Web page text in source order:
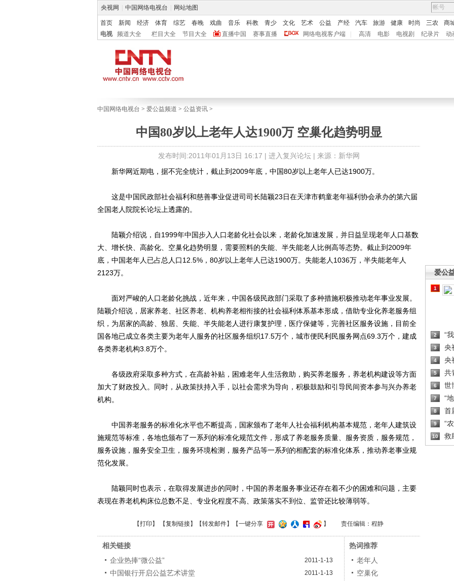
央视网 中国网络电视台 网站地图
首页 新闻 经济 体育 综艺 春晚 戏曲 音乐 科教 青少 文化 艺术 公益 产经 汽车 旅游 健康 时尚 三农 商
电视
频道大全 栏目大全 节目大全 直播中国 赛事直播 网络电视客户端 高清 电影 电视剧 纪录片 动
中国网络电视台 > 爱公益频道 > 公益资讯 >
中国80岁以上老年人达1900万 空巢化趋势明显
发布时间:2011年01月13日 16:17 | 进入复兴论坛| 来源：新华网
爱公
1
2 “
3 央
4 央
5 共
6 世
7 “
8 首
9 “
10 救
新华网近期电，据不完全统计，截止到2009年底，中国80岁以上老年人已达1900万。
这是中国民政部社会福利和慈善事业促进司司长陆颖23日在天津市鹤童老年福利协会承办的第六届
全国老人院院长论坛上透露的。
陆颖介绍说，自1999年中国步入人口老龄化社会以来，老龄化加速发展，并日益呈现老年人口基数
大、增长快、高龄化、空巢化趋势明显，需要照料的失能、半失能老人比例高等态势。截止到2009年
底，中国老年人已占总人口12.5%，80岁以上老年人已达1900万。失能老人1036万，半失能老年人
2123万。
面对严峻的人口老龄化挑战，近年来，中国各级民政部门采取了多种措施积极推动老年事业发展。
陆颖介绍说，居家养老、社区养老、机构养老相衔接的社会福利体系基本形成，借助专业化养老服务组
织，为居家的高龄、独居、失能、半失能老人进行康复护理，医疗保健等，完善社区服务设施，目前全
国各地已成立各类主要为老年人服务的社区服务组织17.5万个，城市便民利民服务网点69.3万个，建成
各类养老机构3.8万个。
各级政府采取多种方式，在高龄补贴，困难老年人生活救助，购买养老服务，养老机构建设等方面
加大了财政投入。同时，从政策扶持入手，以社会需求为导向，积极鼓励和引导民间资本参与兴办养老
机构。
中国养老服务的标准化水平也不断提高，国家颁布了老年人社会福利机构基本规范，老年人建筑设
施规范等标准，各地也颁布了一系列的标准化规范文件，形成了养老服务质量、服务资质，服务规范，
服务设施，服务安全卫生，服务环境检测，服务产品等一系列的相配套的标准化体系，推动养老事业规
范化发展。
陆颖同时也表示，在取得发展进步的同时，中国的养老服务事业还存在着不少的困难和问题，主要
表现在养老机构床位总数不足、专业化程度不高、政策落实不到位、监管还比较薄弱等。
【打印 】 【复制链接】【转发邮件】 【一键分享 】 责任编辑：程静
相关链接
企业热捧“微公益”
2011-1-13
中国银行开启公益艺术讲堂 2011-1-13
热词推荐
老年人
空巢化